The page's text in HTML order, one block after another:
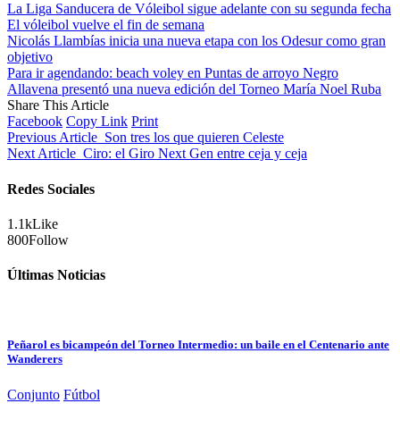
La Liga Sanducera de Vóleibol sigue adelante con su segunda fecha
El vóleibol vuelve el fin de semana
Nicolás Llambías inicia una nueva etapa con los Odesur como gran
objetivo
Para ir agendando: beach voley en Puntas de arroyo Negro
Allavena presentó una nueva edición del Torneo María Noel Ruba
Share This Article
Facebook Copy Link Print
Previous Article Son tres los que quieren Celeste
Next Article Ciro: el Giro Next Gen entre ceja y ceja
Redes Sociales
1.1kLike
800Follow
Últimas Noticias
Peñarol es bicampeón del Torneo Intermedio: un baile en el Centenario ante
Wanderers
Conjunto Fútbol